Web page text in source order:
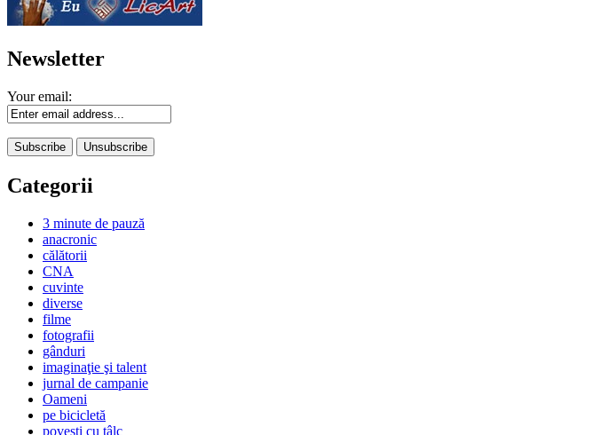
Newsletter
Your email:
Categorii
3 minute de pauză
anacronic
călătorii
CNA
cuvinte
diverse
filme
fotografii
gânduri
imaginaţie şi talent
jurnal de campanie
Oameni
pe bicicletă
poveşti cu tâlc